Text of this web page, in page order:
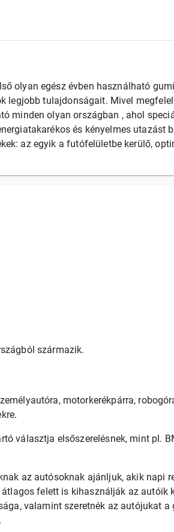
olyan egész évben használható
legjobb tulajdonságait. Mivel
minden olyan országban , ahol
és kényelmes utazást
az egyik a futófelületbe kerülő,
származik.
motorkerékpárra,
választja elsőszerelésnek, mint pl.
az autósoknak ajánljuk, akik napi
felett is kihasználják az autóik
valamint szeretnék az autójukat a